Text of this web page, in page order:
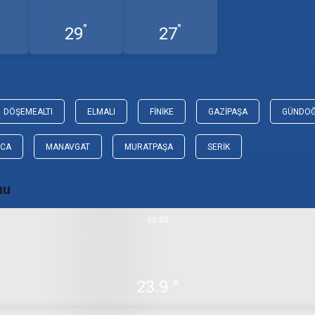
29° 27°
DÖŞEMEALTI ELMALI FINIKE GAZIPAŞA
MANAVGAT MURATPAŞA SERIK
00:00
23.9 °